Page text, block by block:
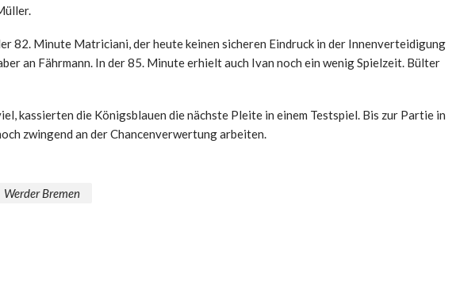
82. Minute Matriciani, der heute keinen sicheren Eindruck in der Innenverteidigung
an Fährmann. In der 85. Minute erhielt auch Ivan noch ein wenig Spielzeit. Bülter
kassierten die Königsblauen die nächste Pleite in einem Testspiel. Bis zur Partie in
zwingend an der Chancenverwertung arbeiten.
Werder Bremen